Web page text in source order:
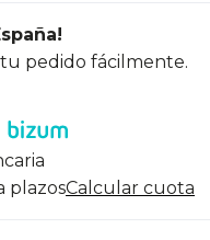
pedido fácilmente.
plazosCalcular cuota